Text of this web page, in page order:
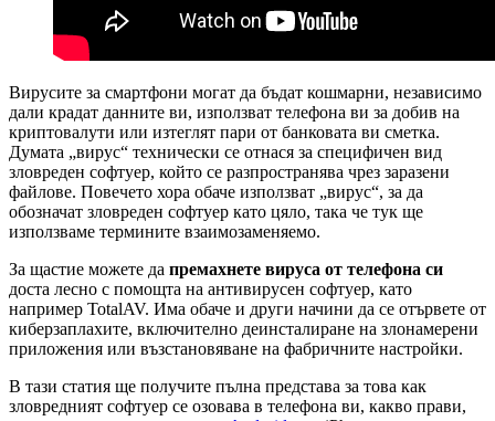
Вирусите за смартфони могат да бъдат кошмарни, независимо
дали крадат данните ви, използват телефона ви за добив на
криптовалути или изтеглят пари от банковата ви сметка.
Думата „вирус“ технически се отнася за специфичен вид
зловреден софтуер, който се разпространява чрез заразени
файлове. Повечето хора обаче използват „вирус“, за да
обозначат зловреден софтуер като цяло, така че тук ще
използваме термините взаимозаменяемо.
За щастие можете да премахнете вируса от телефона си
доста лесно с помощта на антивирусен софтуер, като
например TotalAV. Има обаче и други начини да се отървете от
киберзаплахите, включително деинсталиране на злонамерени
приложения или възстановяване на фабричните настройки.
В тази статия ще получите пълна представа за това как
зловредният софтуер се озовава в телефона ви, какво прави,